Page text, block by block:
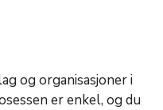
og organisasjoner i
er enkel, og du